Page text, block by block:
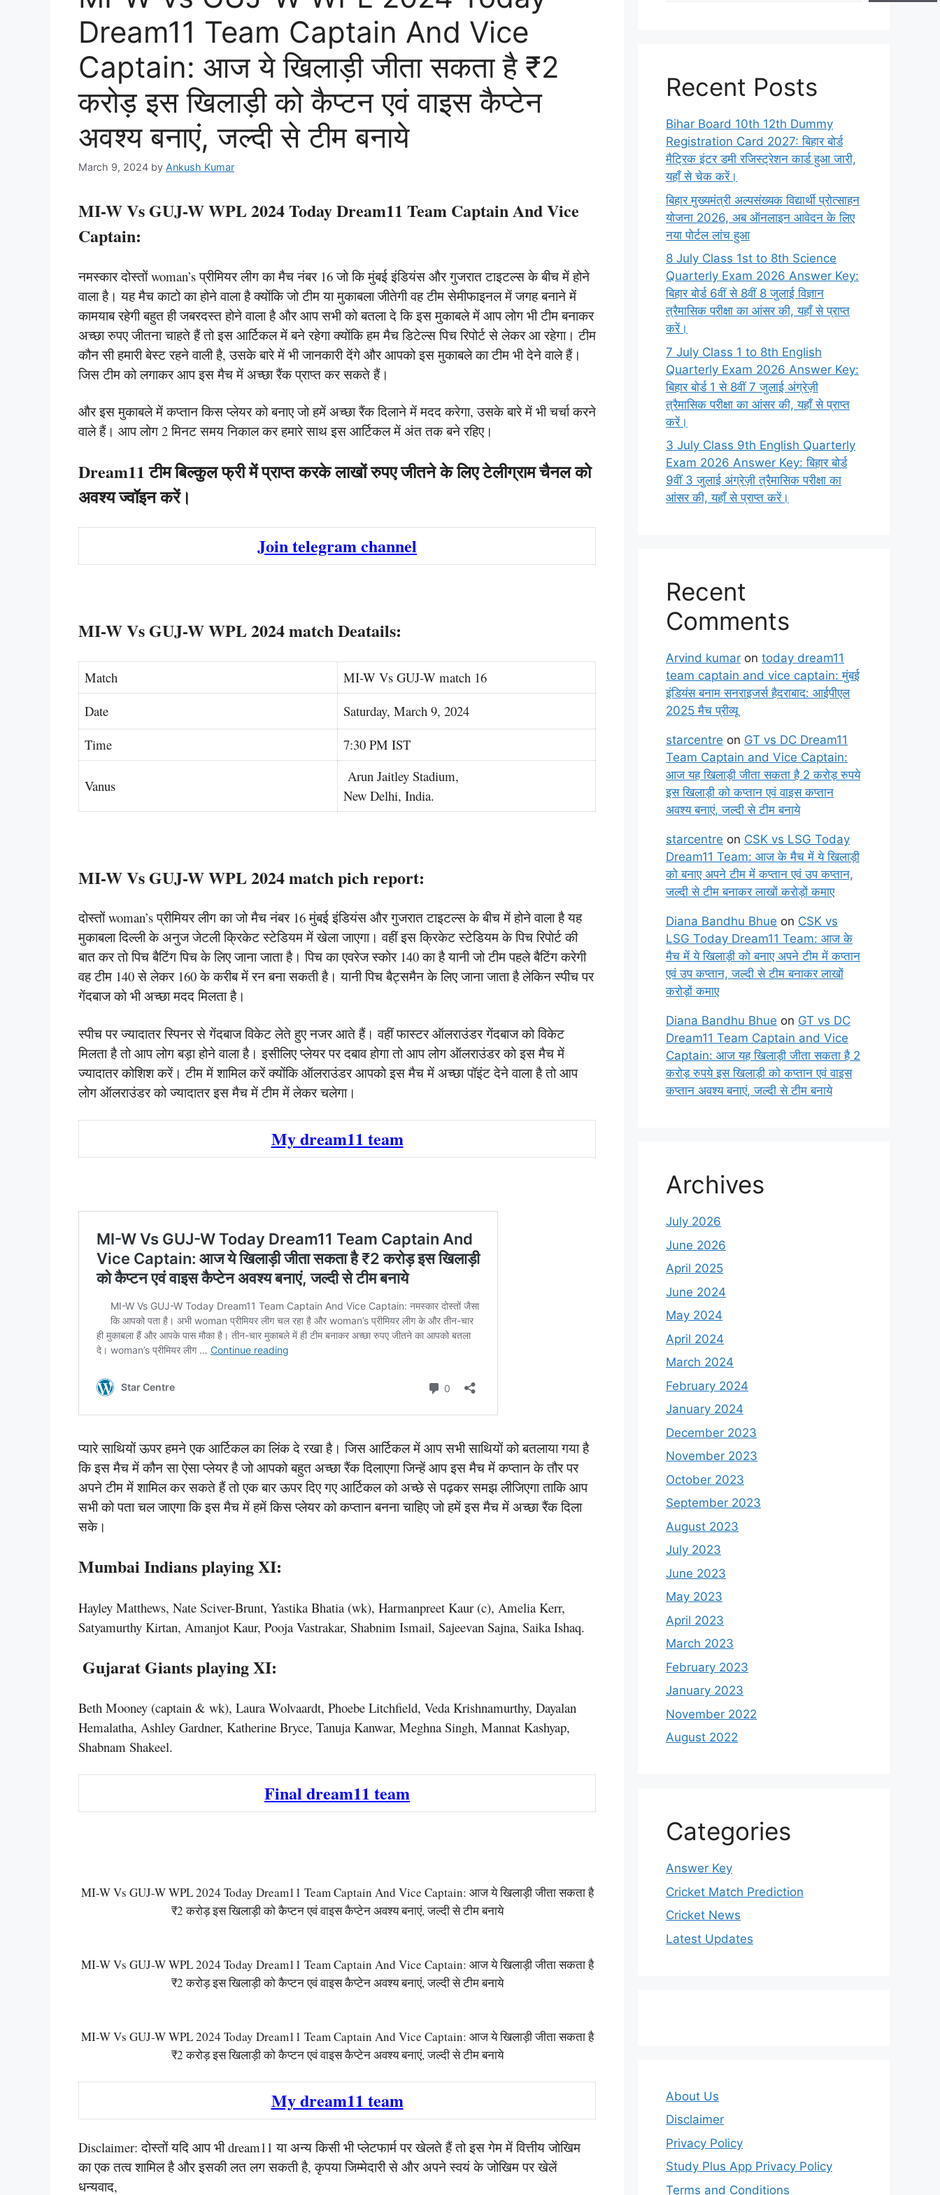
Dream11 Team Captain And Vice
Captain: आज ये खिलाड़ी जीता सकता है ₹2
करोड़ इस खिलाड़ी को कैप्टन एवं वाइस कैप्टेन
अवश्य बनाएं, जल्दी से टीम बनाये
March 9, 2024 by Ankush Kumar
MI-W Vs GUJ-W WPL 2024 Today Dream11 Team Captain And Vice
Captain:
नमस्कार दोस्तों woman’s प्रीमियर लीग का मैच नंबर 16 जो कि मुंबई इंडियंस और गुजरात टाइटल्स के बीच में होने
वाला है। यह मैच काटो का होने वाला है क्योंकि जो टीम या मुकाबला जीतेगी वह टीम सेमीफाइनल में जगह बनाने में
कामयाब रहेगी बहुत ही जबरदस्त होने वाला है और आप सभी को बतला दे कि इस मुकाबले में आप लोग भी टीम बनाकर
अच्छा रुपए जीतना चाहते हैं तो इस आर्टिकल में बने रहेगा क्योंकि हम मैच डिटेल्स पिच रिपोर्ट से लेकर आ रहेगा। टीम
कौन सी हमारी बेस्ट रहने वाली है, उसके बारे में भी जानकारी देंगे और आपको इस मुकाबले का टीम भी देने वाले हैं।
जिस टीम को लगाकर आप इस मैच में अच्छा रैंक प्राप्त कर सकते हैं।
और इस मुकाबले में कप्तान किस प्लेयर को बनाए जो हमें अच्छा रैंक दिलाने में मदद करेगा, उसके बारे में भी चर्चा करने
वाले हैं। आप लोग 2 मिनट समय निकाल कर हमारे साथ इस आर्टिकल में अंत तक बने रहिए।
Dream11 टीम बिल्कुल फ्री में प्राप्त करके लाखों रुपए जीतने के लिए टेलीग्राम चैनल को
अवश्य ज्वॉइन करें।
Join telegram channel
MI-W Vs GUJ-W WPL 2024 match Deatails:
Match
MI-W Vs GUJ-W match 16
Date
Saturday, March 9, 2024
Time
7:30 PM IST
Vanus
Arun Jaitley Stadium,
New Delhi, India.
MI-W Vs GUJ-W WPL 2024 match pich report:
दोस्तों woman’s प्रीमियर लीग का जो मैच नंबर 16 मुंबई इंडियंस और गुजरात टाइटल्स के बीच में होने वाला है यह
मुकाबला दिल्ली के अनुज जेटली क्रिकेट स्टेडियम में खेला जाएगा। वहीं इस क्रिकेट स्टेडियम के पिच रिपोर्ट की
बात कर तो पिच बैटिंग पिच के लिए जाना जाता है। पिच का एवरेज स्कोर 140 का है यानी जो टीम पहले बैटिंग करेगी
वह टीम 140 से लेकर 160 के करीब में रन बना सकती है। यानी पिच बैट्समैन के लिए जाना जाता है लेकिन स्पीच पर
गेंदबाज को भी अच्छा मदद मिलता है।
स्पीच पर ज्यादातर स्पिनर से गेंदबाज विकेट लेते हुए नजर आते हैं। वहीं फास्टर ऑलराउंडर गेंदबाज को विकेट
मिलता है तो आप लोग बड़ा होने वाला है। इसीलिए प्लेयर पर दबाव होगा तो आप लोग ऑलराउंडर को इस मैच में
ज्यादातर कोशिश करें। टीम में शामिल करें क्योंकि ऑलराउंडर आपको इस मैच में अच्छा पॉइंट देने वाला है तो आप
लोग ऑलराउंडर को ज्यादातर इस मैच में टीम में लेकर चलेगा।
My dream11 team
प्यारे साथियों ऊपर हमने एक आर्टिकल का लिंक दे रखा है। जिस आर्टिकल में आप सभी साथियों को बतलाया गया है
कि इस मैच में कौन सा ऐसा प्लेयर है जो आपको बहुत अच्छा रैंक दिलाएगा जिन्हें आप इस मैच में कप्तान के तौर पर
अपने टीम में शामिल कर सकते हैं तो एक बार ऊपर दिए गए आर्टिकल को अच्छे से पढ़कर समझ लीजिएगा ताकि आप
सभी को पता चल जाएगा कि इस मैच में हमें किस प्लेयर को कप्तान बनना चाहिए जो हमें इस मैच में अच्छा रैंक दिला
सके।
Mumbai Indians playing XI:
Hayley Matthews, Nate Sciver-Brunt, Yastika Bhatia (wk), Harmanpreet Kaur (c), Amelia Kerr,
Satyamurthy Kirtan, Amanjot Kaur, Pooja Vastrakar, Shabnim Ismail, Sajeevan Sajna, Saika Ishaq.
Gujarat Giants playing XI:
Beth Mooney (captain & wk), Laura Wolvaardt, Phoebe Litchfield, Veda Krishnamurthy, Dayalan
Hemalatha, Ashley Gardner, Katherine Bryce, Tanuja Kanwar, Meghna Singh, Mannat Kashyap,
Shabnam Shakeel.
Final dream11 team
MI-W Vs GUJ-W WPL 2024 Today Dream11 Team Captain And Vice Captain: आज ये खिलाड़ी जीता सकता है
₹2 करोड़ इस खिलाड़ी को कैप्टन एवं वाइस कैप्टेन अवश्य बनाएं, जल्दी से टीम बनाये
MI-W Vs GUJ-W WPL 2024 Today Dream11 Team Captain And Vice Captain: आज ये खिलाड़ी जीता सकता है
₹2 करोड़ इस खिलाड़ी को कैप्टन एवं वाइस कैप्टेन अवश्य बनाएं, जल्दी से टीम बनाये
MI-W Vs GUJ-W WPL 2024 Today Dream11 Team Captain And Vice Captain: आज ये खिलाड़ी जीता सकता है
₹2 करोड़ इस खिलाड़ी को कैप्टन एवं वाइस कैप्टेन अवश्य बनाएं, जल्दी से टीम बनाये
My dream11 team
Disclaimer: दोस्तों यदि आप भी dream11 या अन्य किसी भी प्लेटफार्म पर खेलते हैं तो इस गेम में वित्तीय जोखिम
का एक तत्व शामिल है और इसकी लत लग सकती है, कृपया जिम्मेदारी से और अपने स्वयं के जोखिम पर खेलें
धन्यवाद,
Recent Posts
Bihar Board 10th 12th Dummy
Registration Card 2027: बिहार बोर्ड
मैट्रिक इंटर डमी रजिस्ट्रेशन कार्ड हुआ जारी,
यहाँ से चेक करें।
बिहार मुख्यमंत्री अल्पसंख्यक विद्यार्थी प्रोत्साहन
योजना 2026, अब ऑनलाइन आवेदन के लिए
नया पोर्टल लांच हुआ
8 July Class 1st to 8th Science
Quarterly Exam 2026 Answer Key:
बिहार बोर्ड 6वीं से 8वीं 8 जुलाई विज्ञान
त्रैमासिक परीक्षा का आंसर की, यहाँ से प्राप्त
करें।
7 July Class 1 to 8th English
Quarterly Exam 2026 Answer Key:
बिहार बोर्ड 1 से 8वीं 7 जुलाई अंग्रेज़ी
त्रैमासिक परीक्षा का आंसर की, यहाँ से प्राप्त
करें।
3 July Class 9th English Quarterly
Exam 2026 Answer Key: बिहार बोर्ड
9वीं 3 जुलाई अंग्रेज़ी त्रैमासिक परीक्षा का
आंसर की, यहाँ से प्राप्त करें।
Recent
Comments
Arvind kumar on today dream11
team captain and vice captain: मुंबई
इंडियंस बनाम सनराइजर्स हैदराबाद: आईपीएल
2025 मैच प्रीव्यू
starcentre on GT vs DC Dream11
Team Captain and Vice Captain:
आज यह खिलाड़ी जीता सकता है 2 करोड़ रुपये
इस खिलाड़ी को कप्तान एवं वाइस कप्तान
अवश्य बनाएं, जल्दी से टीम बनाये
starcentre on CSK vs LSG Today
Dream11 Team: आज के मैच में ये खिलाड़ी
को बनाए अपने टीम में कप्तान एवं उप कप्तान,
जल्दी से टीम बनाकर लाखों करोड़ों कमाए
Diana Bandhu Bhue on CSK vs
LSG Today Dream11 Team: आज के
मैच में ये खिलाड़ी को बनाए अपने टीम में कप्तान
एवं उप कप्तान, जल्दी से टीम बनाकर लाखों
करोड़ों कमाए
Diana Bandhu Bhue on GT vs DC
Dream11 Team Captain and Vice
Captain: आज यह खिलाड़ी जीता सकता है 2
करोड़ रुपये इस खिलाड़ी को कप्तान एवं वाइस
कप्तान अवश्य बनाएं, जल्दी से टीम बनाये
Archives
July 2026
June 2026
April 2025
June 2024
May 2024
April 2024
March 2024
February 2024
January 2024
December 2023
November 2023
October 2023
September 2023
August 2023
July 2023
June 2023
May 2023
April 2023
March 2023
February 2023
January 2023
November 2022
August 2022
Categories
Answer Key
Cricket Match Prediction
Cricket News
Latest Updates
About Us
Disclaimer
Privacy Policy
Study Plus App Privacy Policy
Terms and Conditions